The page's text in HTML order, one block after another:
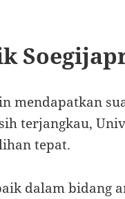
mendapatkan
terjangkau,
tepat.
dalam bidang